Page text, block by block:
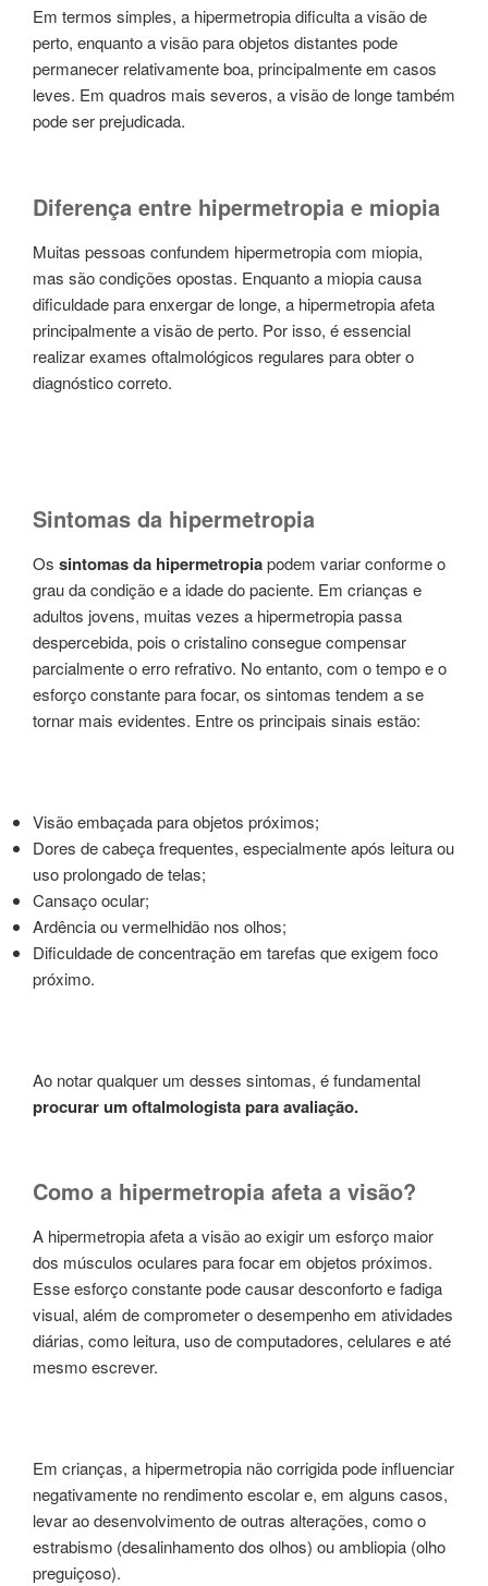
Em termos simples, a hipermetropia dificulta a visão de
perto, enquanto a visão para objetos distantes pode
permanecer relativamente boa, principalmente em casos
leves. Em quadros mais severos, a visão de longe também
pode ser prejudicada.
Diferença entre hipermetropia e miopia
Muitas pessoas confundem hipermetropia com miopia,
mas são condições opostas. Enquanto a miopia causa
dificuldade para enxergar de longe, a hipermetropia afeta
principalmente a visão de perto. Por isso, é essencial
realizar exames oftalmológicos regulares para obter o
diagnóstico correto.
Sintomas da hipermetropia
Os sintomas da hipermetropiapodem variar conforme o
grau da condição e a idade do paciente. Em crianças e
adultos jovens, muitas vezes a hipermetropia passa
despercebida, pois o cristalino consegue compensar
parcialmente o erro refrativo. No entanto, com o tempo e o
esforço constante para focar, os sintomas tendem a se
tornar mais evidentes. Entre os principais sinais estão:
Visão embaçada para objetos próximos;
Dores de cabeça frequentes, especialmente após leitura ou
uso prolongado de telas;
Cansaço ocular;
Ardência ou vermelhidão nos olhos;
Dificuldade de concentração em tarefas que exigem foco
próximo.
Ao notar qualquer um desses sintomas, é fundamental
procurar um oftalmologista para avaliação.
Como a hipermetropia afeta a visão?
A hipermetropia afeta a visão ao exigir um esforço maior
dos músculos oculares para focar em objetos próximos.
Esse esforço constante pode causar desconforto e fadiga
visual, além de comprometer o desempenho em atividades
diárias, como leitura, uso de computadores, celulares e até
mesmo escrever.
Em crianças, a hipermetropia não corrigida pode influenciar
negativamente no rendimento escolar e, em alguns casos,
levar ao desenvolvimento de outras alterações, como o
estrabismo (desalinhamento dos olhos) ou ambliopia (olho
preguiçoso).